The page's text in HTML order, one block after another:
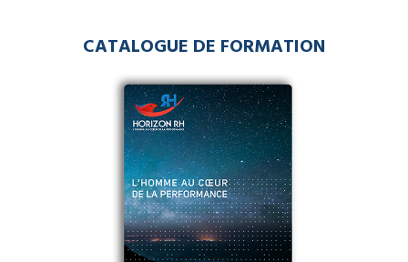
CATALOGUE DE FORMATION